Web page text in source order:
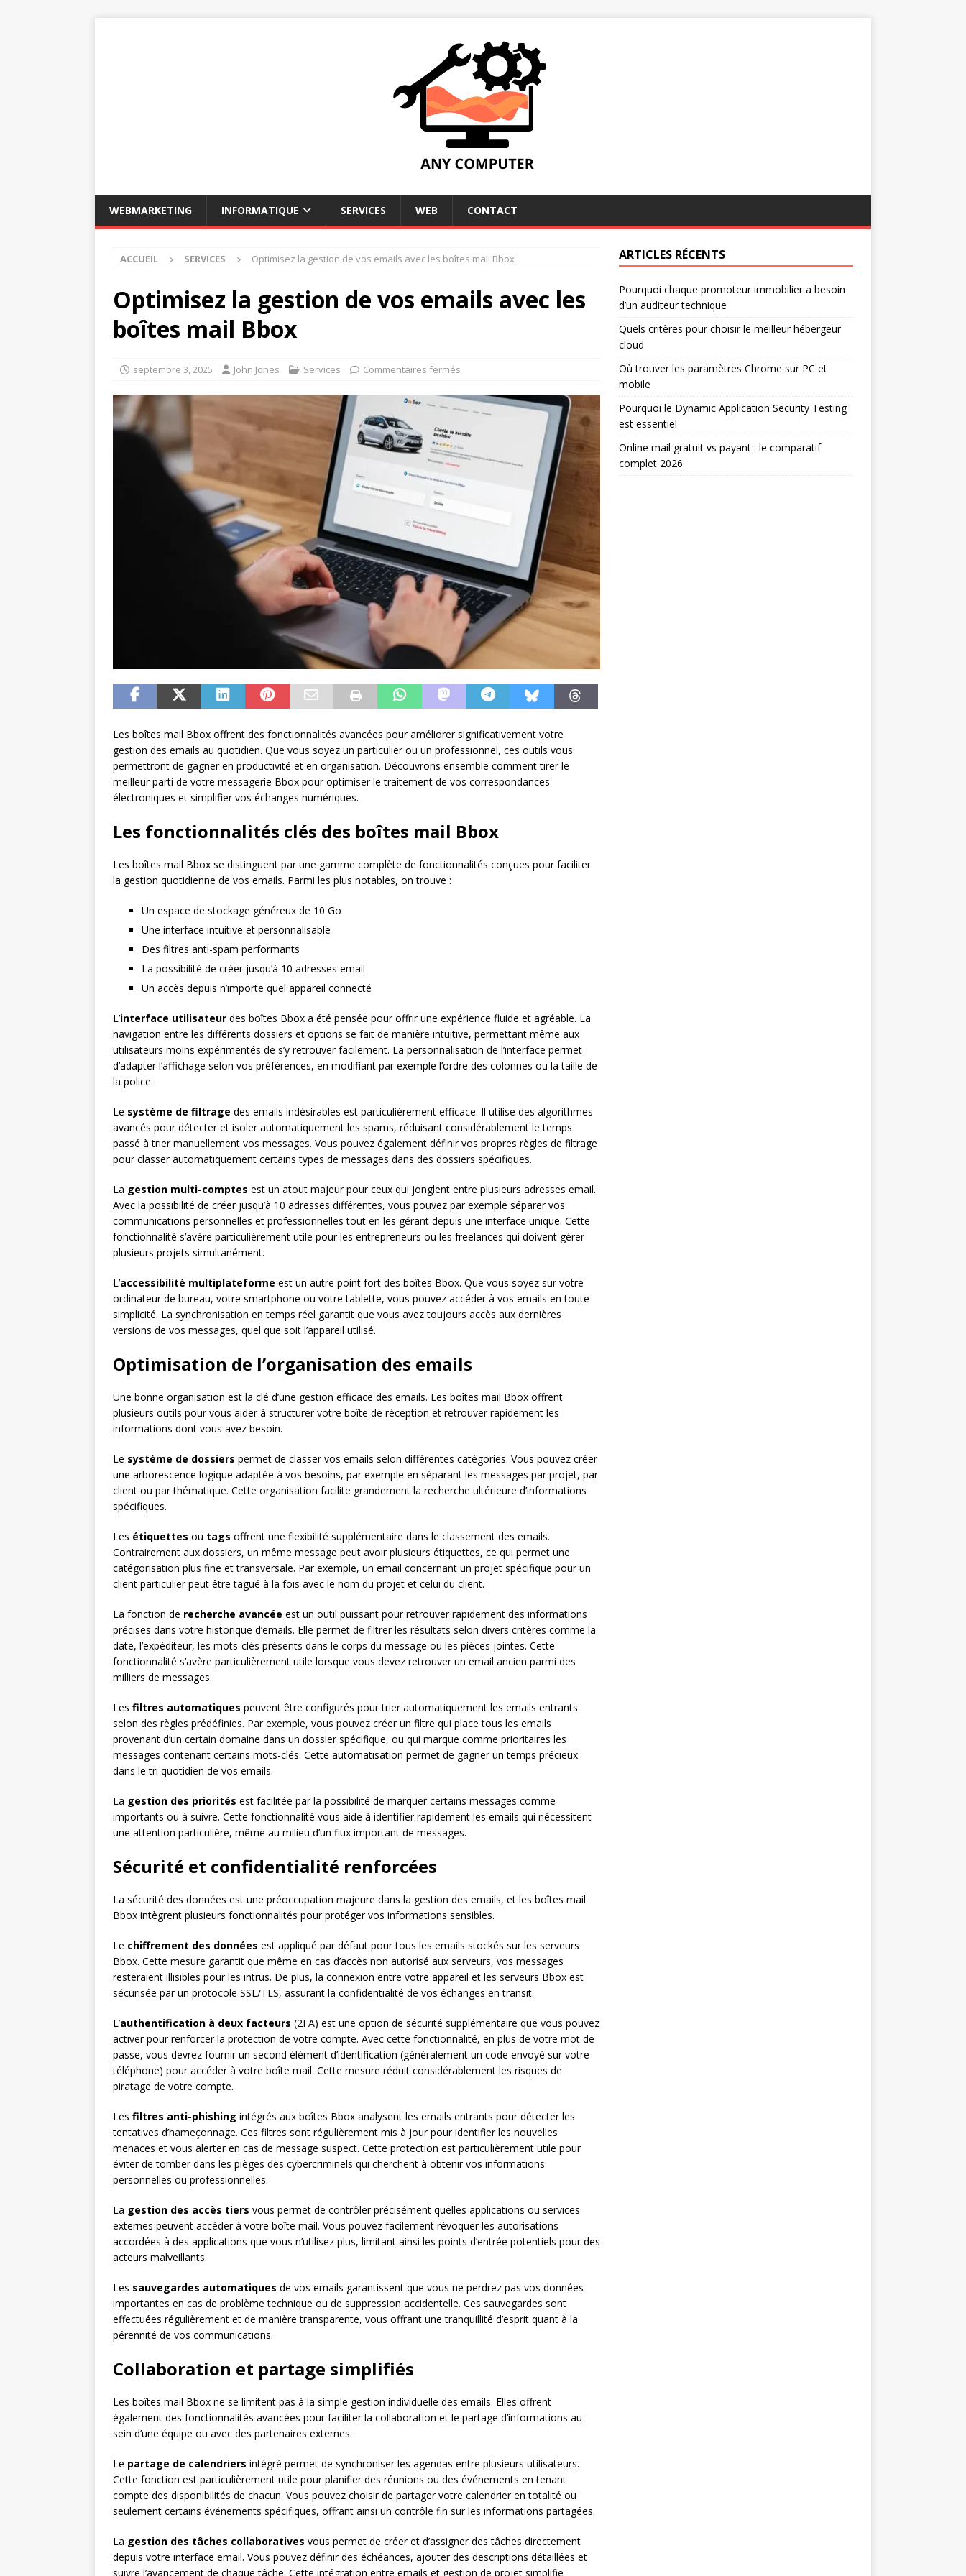
WEBMARKETING INFORMATIQUE SERVICES WEB CONTACT
ACCUEIL SERVICES Optimisez la gestion de vos emails avec les boîtes mail Bbox
Optimisez la gestion de vos emails avec les
boîtes mail Bbox
septembre 3, 2025 John Jones Services Commentaires fermés
Les boîtes mail Bbox offrent des fonctionnalités avancées pour améliorer significativement votre
gestion des emails au quotidien. Que vous soyez un particulier ou un professionnel, ces outils vous
permettront de gagner en productivité et en organisation. Découvrons ensemble comment tirer le
meilleur parti de votre messagerie Bbox pour optimiser le traitement de vos correspondances
électroniques et simplifier vos échanges numériques.
Les fonctionnalités clés des boîtes mail Bbox
Les boîtes mail Bbox se distinguent par une gamme complète de fonctionnalités conçues pour faciliter
la gestion quotidienne de vos emails. Parmi les plus notables, on trouve :
Un espace de stockage généreux de 10 Go
Une interface intuitive et personnalisable
Des filtres anti-spam performants
La possibilité de créer jusqu’à 10 adresses email
Un accès depuis n’importe quel appareil connecté
L’interface utilisateur des boîtes Bbox a été pensée pour offrir une expérience fluide et agréable. La
navigation entre les différents dossiers et options se fait de manière intuitive, permettant même aux
utilisateurs moins expérimentés de s’y retrouver facilement. La personnalisation de l’interface permet
d’adapter l’affichage selon vos préférences, en modifiant par exemple l’ordre des colonnes ou la taille de
la police.
Le système de filtrage des emails indésirables est particulièrement efficace. Il utilise des algorithmes
avancés pour détecter et isoler automatiquement les spams, réduisant considérablement le temps
passé à trier manuellement vos messages. Vous pouvez également définir vos propres règles de filtrage
pour classer automatiquement certains types de messages dans des dossiers spécifiques.
La gestion multi-comptes est un atout majeur pour ceux qui jonglent entre plusieurs adresses email.
Avec la possibilité de créer jusqu’à 10 adresses différentes, vous pouvez par exemple séparer vos
communications personnelles et professionnelles tout en les gérant depuis une interface unique. Cette
fonctionnalité s’avère particulièrement utile pour les entrepreneurs ou les freelances qui doivent gérer
plusieurs projets simultanément.
L’accessibilité multiplateforme est un autre point fort des boîtes Bbox. Que vous soyez sur votre
ordinateur de bureau, votre smartphone ou votre tablette, vous pouvez accéder à vos emails en toute
simplicité. La synchronisation en temps réel garantit que vous avez toujours accès aux dernières
versions de vos messages, quel que soit l’appareil utilisé.
Optimisation de l’organisation des emails
Une bonne organisation est la clé d’une gestion efficace des emails. Les boîtes mail Bbox offrent
plusieurs outils pour vous aider à structurer votre boîte de réception et retrouver rapidement les
informations dont vous avez besoin.
Le système de dossiers permet de classer vos emails selon différentes catégories. Vous pouvez créer
une arborescence logique adaptée à vos besoins, par exemple en séparant les messages par projet, par
client ou par thématique. Cette organisation facilite grandement la recherche ultérieure d’informations
spécifiques.
Les étiquettes ou tags offrent une flexibilité supplémentaire dans le classement des emails.
Contrairement aux dossiers, un même message peut avoir plusieurs étiquettes, ce qui permet une
catégorisation plus fine et transversale. Par exemple, un email concernant un projet spécifique pour un
client particulier peut être tagué à la fois avec le nom du projet et celui du client.
La fonction de recherche avancée est un outil puissant pour retrouver rapidement des informations
précises dans votre historique d’emails. Elle permet de filtrer les résultats selon divers critères comme la
date, l’expéditeur, les mots-clés présents dans le corps du message ou les pièces jointes. Cette
fonctionnalité s’avère particulièrement utile lorsque vous devez retrouver un email ancien parmi des
milliers de messages.
Les filtres automatiques peuvent être configurés pour trier automatiquement les emails entrants
selon des règles prédéfinies. Par exemple, vous pouvez créer un filtre qui place tous les emails
provenant d’un certain domaine dans un dossier spécifique, ou qui marque comme prioritaires les
messages contenant certains mots-clés. Cette automatisation permet de gagner un temps précieux
dans le tri quotidien de vos emails.
La gestion des priorités est facilitée par la possibilité de marquer certains messages comme
importants ou à suivre. Cette fonctionnalité vous aide à identifier rapidement les emails qui nécessitent
une attention particulière, même au milieu d’un flux important de messages.
Sécurité et confidentialité renforcées
La sécurité des données est une préoccupation majeure dans la gestion des emails, et les boîtes mail
Bbox intègrent plusieurs fonctionnalités pour protéger vos informations sensibles.
Le chiffrement des données est appliqué par défaut pour tous les emails stockés sur les serveurs
Bbox. Cette mesure garantit que même en cas d’accès non autorisé aux serveurs, vos messages
resteraient illisibles pour les intrus. De plus, la connexion entre votre appareil et les serveurs Bbox est
sécurisée par un protocole SSL/TLS, assurant la confidentialité de vos échanges en transit.
L’authentification à deux facteurs (2FA) est une option de sécurité supplémentaire que vous pouvez
activer pour renforcer la protection de votre compte. Avec cette fonctionnalité, en plus de votre mot de
passe, vous devrez fournir un second élément d’identification (généralement un code envoyé sur votre
téléphone) pour accéder à votre boîte mail. Cette mesure réduit considérablement les risques de
piratage de votre compte.
Les filtres anti-phishing intégrés aux boîtes Bbox analysent les emails entrants pour détecter les
tentatives d’hameçonnage. Ces filtres sont régulièrement mis à jour pour identifier les nouvelles
menaces et vous alerter en cas de message suspect. Cette protection est particulièrement utile pour
éviter de tomber dans les pièges des cybercriminels qui cherchent à obtenir vos informations
personnelles ou professionnelles.
La gestion des accès tiers vous permet de contrôler précisément quelles applications ou services
externes peuvent accéder à votre boîte mail. Vous pouvez facilement révoquer les autorisations
accordées à des applications que vous n’utilisez plus, limitant ainsi les points d’entrée potentiels pour des
acteurs malveillants.
Les sauvegardes automatiques de vos emails garantissent que vous ne perdrez pas vos données
importantes en cas de problème technique ou de suppression accidentelle. Ces sauvegardes sont
effectuées régulièrement et de manière transparente, vous offrant une tranquillité d’esprit quant à la
pérennité de vos communications.
Collaboration et partage simplifiés
Les boîtes mail Bbox ne se limitent pas à la simple gestion individuelle des emails. Elles offrent
également des fonctionnalités avancées pour faciliter la collaboration et le partage d’informations au
sein d’une équipe ou avec des partenaires externes.
Le partage de calendriers intégré permet de synchroniser les agendas entre plusieurs utilisateurs.
Cette fonction est particulièrement utile pour planifier des réunions ou des événements en tenant
compte des disponibilités de chacun. Vous pouvez choisir de partager votre calendrier en totalité ou
seulement certains événements spécifiques, offrant ainsi un contrôle fin sur les informations partagées.
La gestion des tâches collaboratives vous permet de créer et d’assigner des tâches directement
depuis votre interface email. Vous pouvez définir des échéances, ajouter des descriptions détaillées et
suivre l’avancement de chaque tâche. Cette intégration entre emails et gestion de projet simplifie
ARTICLES RÉCENTS
Pourquoi chaque promoteur immobilier a besoin
d’un auditeur technique
Quels critères pour choisir le meilleur hébergeur
cloud
Où trouver les paramètres Chrome sur PC et
mobile
Pourquoi le Dynamic Application Security Testing
est essentiel
Online mail gratuit vs payant : le comparatif
complet 2026